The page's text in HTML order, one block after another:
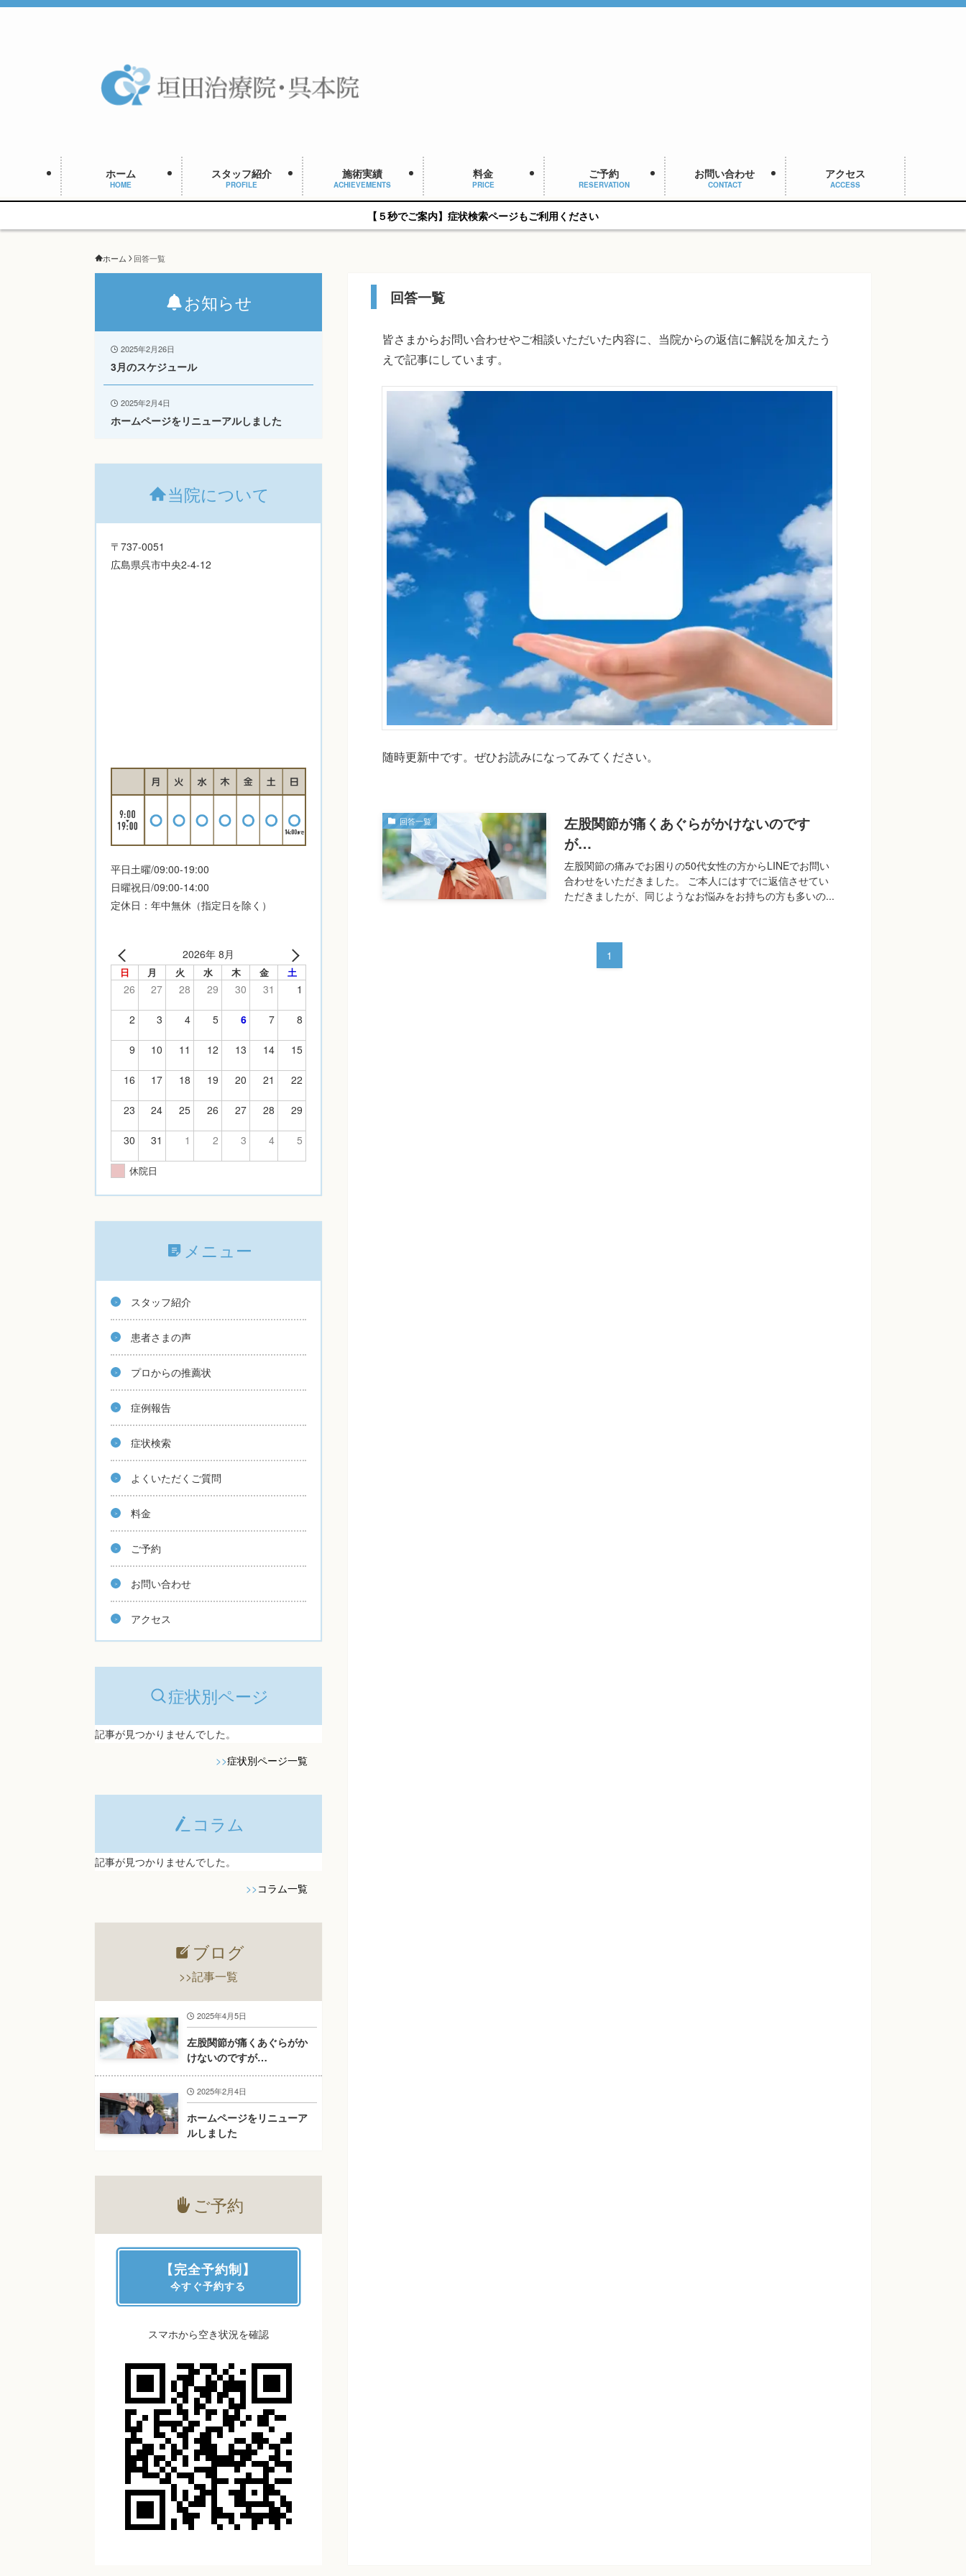
ホーム
HOME
スタッフ紹介
PROFILE
施術実績
ACHIEVEMENTS
料金
PRICE
ご予約
RESERVATION
お問い合わせ
CONTACT
アクセス
ACCESS
【５秒でご案内】症状検索ページもご利用ください
ホーム 回答一覧
回答一覧
皆さまからお問い合わせやご相談いただいた内容に、当院からの返信に解説を加えたう
えで記事にしています。
随時更新中です。ぜひお読みになってみてください。
回答一覧
左股関節が痛くあぐらがかけないのです
が…
左股関節の痛みでお困りの50代女性の方からLINEでお問い
合わせをいただきました。 ご本人にはすでに返信させてい
ただきましたが、同じようなお悩みをお持ちの方も多いの...
1
お知らせ
2025年2月26日
3月のスケジュール
2025年2月4日
ホームページをリニューアルしました
当院について
〒737-0051
広島県呉市中央2-4-12
平日土曜/09:00-19:00
日曜祝日/09:00-14:00
定休日：年中無休（指定日を除く）
2026年 8月
日 月 火 水 木 金 土
26 27 28 29 30 31 1
2 3 4 5 6 7 8
9 10 11 12 13 14 15
16 17 18 19 20 21 22
23 24 25 26 27 28 29
30 31 1 2 3 4 5
休院日
メニュー
スタッフ紹介
患者さまの声
プロからの推薦状
症例報告
症状検索
よくいただくご質問
料金
ご予約
お問い合わせ
アクセス
症状別ページ
記事が見つかりませんでした。
>>症状別ページ一覧
コラム
記事が見つかりませんでした。
>>コラム一覧
ブログ
>>記事一覧
左股関節が痛くあぐらがか
けないのですが…
2025年4月5日
ホームページをリニューア
ルしました
2025年2月4日
ご予約
【完全予約制】
今すぐ予約する
スマホから空き状況を確認